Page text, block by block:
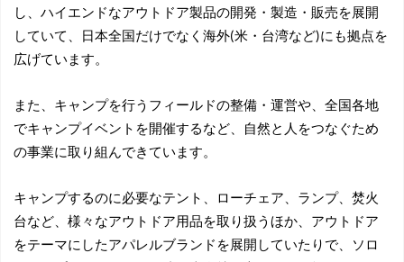
し、ハイエンドなアウトドア製品の開発・製造・販売を展開
していて、日本全国だけでなく海外(米・台湾など)にも拠点を
広げています。
また、キャンプを行うフィールドの整備・運営や、全国各地
でキャンプイベントを開催するなど、自然と人をつなぐため
の事業に取り組んできています。
キャンプするのに必要なテント、ローチェア、ランプ、焚火
台など、様々なアウトドア用品を取り扱うほか、アウトドア
をテーマにしたアパレルブランドを展開していたりで、ソロ